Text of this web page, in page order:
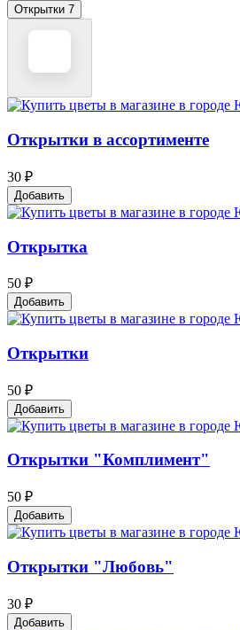
Открытки 7
Открытки в ассортименте
30 ₽
Добавить
Открытка
50 ₽
Добавить
Открытки
50 ₽
Добавить
Открытки "Комплимент"
50 ₽
Добавить
Открытки "Любовь"
30 ₽
Добавить